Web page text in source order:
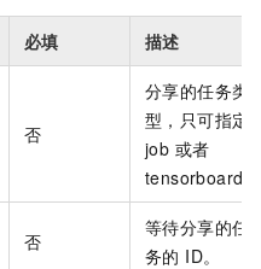
必填 描述
否
分享的任务类
型，只可指定
job 或者
tensorboard。
否
等待分享的任
务的 ID。